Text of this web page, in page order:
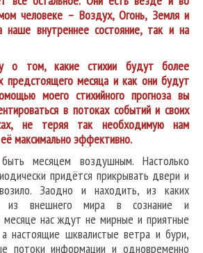
человеке – Воздух, Огонь, Земля и
внутреннее состояние, так и на
о том, какие стихии будут более
предстоящего месяца и как они будут
моего стихийного прогноза вы
в потоках событий и своих
не теряя так необходимую нам
максимально эффективно.
месяцем воздушным. Настолько
придётся прикрывать двери и
Заодно и находить, из каких
из внешнего мира в сознание и
месяце нас ждут не мирные и приятные
настоящие шквалистые ветра и бури,
потоки информации и одновременно